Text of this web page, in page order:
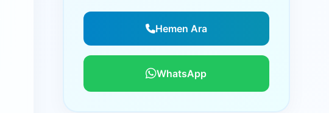
Hemen Ara
WhatsApp